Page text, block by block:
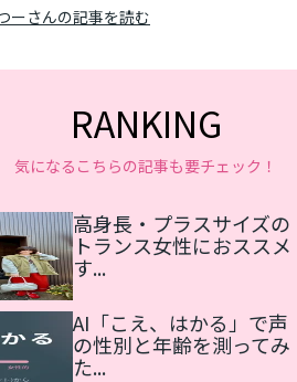
ーさんの記事を読む
RANKING
気になるこちらの記事も要チェック！
高身長・プラスサイズの
トランス女性におススメ
す...
AI「こえ、はかる」で声
の性別と年齢を測ってみ
た...